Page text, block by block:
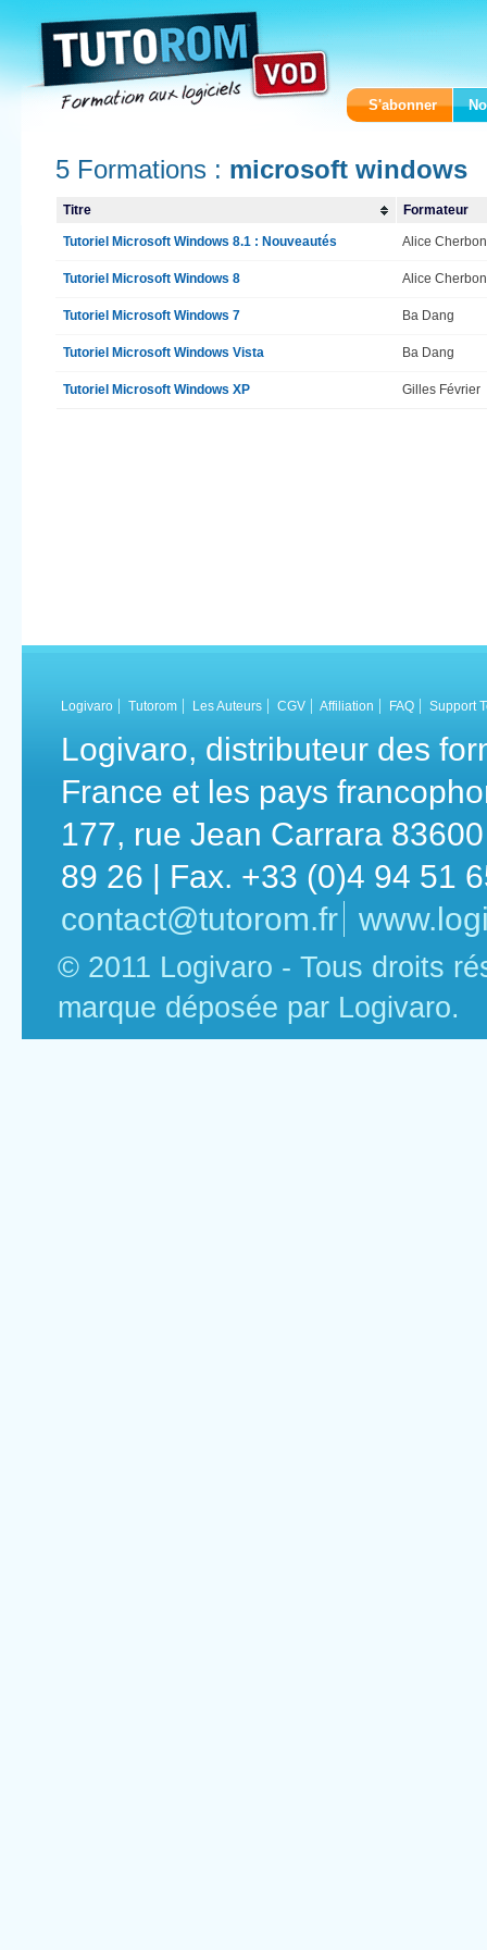
S'abonner
5 Formations : microsoft windows
Titre Formateur
Tutoriel Microsoft Windows 8.1 : Nouveautés Alice
Tutoriel Microsoft Windows 8 Alice
Tutoriel Microsoft Windows 7 Ba Dang
Tutoriel Microsoft Windows Vista Ba Dang
Tutoriel Microsoft Windows XP Gilles Février
Logivaro Tutorom Les Auteurs CGV Affiliation FAQ Support
Logivaro, distributeur des
France et les pays
177, rue Jean Carrara
89 26 | Fax. +33 (0)4 94 51
contact@tutorom.fr
© 2011 Logivaro - Tous droits
marque déposée par Logivaro.